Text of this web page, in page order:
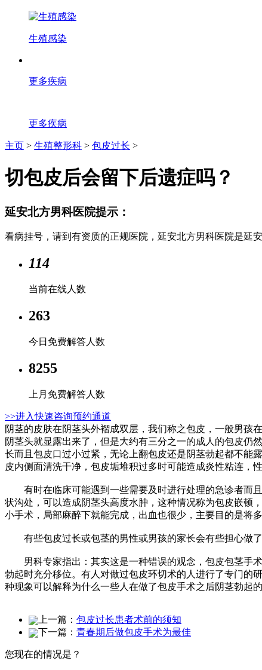
生殖感染
更多疾病
更多疾病
主页 > 生殖整形科 > 包皮过长 >
切包皮后会留下后遗症吗？
延安北方男科医院提示：
看病挂号，请到有资质的正规医院，延安北方男科医院是延
114
当前在线人数
263
今日免费解答人数
8255
上月免费解答人数
>>进入快速咨询预约通道
阴茎的皮肤在阴茎头外褶成双层，我们称之包皮，一般男孩
阴茎头就显露出来了，但是大约有三分之一的成人的包皮仍
长而且包皮口过小过紧，无论上翻包皮还是阴茎勃起都不能
皮内侧面清洗干净，包皮垢堆积过多时可能造成炎性粘连，
有时在临床可能遇到一些需要及时进行处理的急诊者而且
状沟处，可以造成阴茎头高度水肿，这种情况称为包皮嵌顿
小手术，局部麻醉下就能完成，出血也很少，主要目的是将
有些包皮过长或包茎的男性或男孩的家长会有些担心做
男科专家指出：其实这是一种错误的观念，包皮包茎手术
勃起时充分移位。有人对做过包皮环切术的人进行了专门的
种现象可以解释为什么一些人在做了包皮手术之后阴茎勃起
上一篇： 包皮过长患者术前的须知
下一篇： 青春期后做包皮手术为最佳
您现在的情况是？